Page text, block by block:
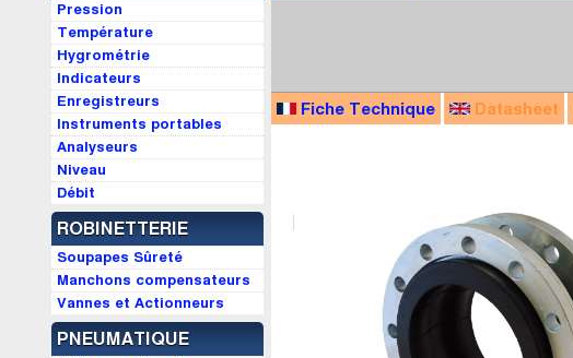
Pression
Température
Hygrométrie
Indicateurs
Enregistreurs
Instruments portables
Analyseurs
Niveau
Débit
ROBINETTERIE
Soupapes Sûreté
Manchons compensateurs
Vannes et Actionneurs
PNEUMATIQUE
Fiche Technique Datasheet